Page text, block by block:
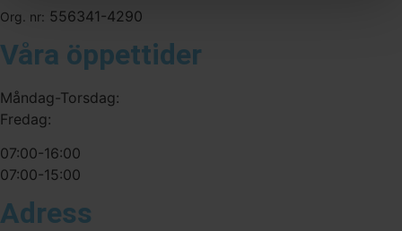
Org. nr: 556341-4290
Våra öppettider
Måndag-Torsdag:
Fredag:
07:00-16:00
07:00-15:00
Adress